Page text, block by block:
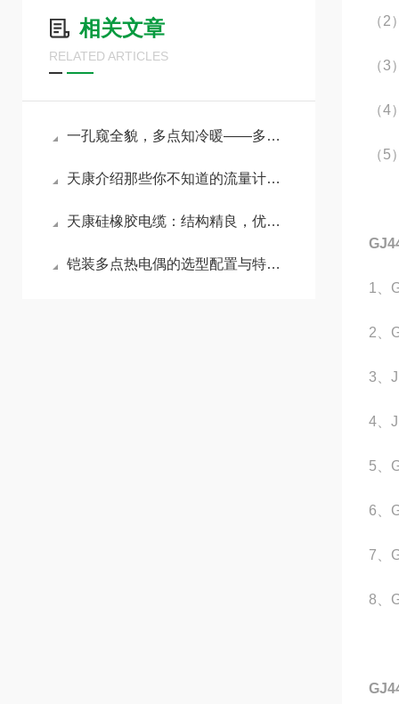
相关文章
RELATED ARTICLES
一孔窥全貌，多点知冷暖——多点热电偶实现反应器与储罐的立体测温
天康介绍那些你不知道的流量计小知识
天康硅橡胶电缆：结构精良，优点明显
铠装多点热电偶的选型配置与特殊应用场景深度剖析
（
（
（
（
1、
2、
3、
4、
5、
6、
7、
8、